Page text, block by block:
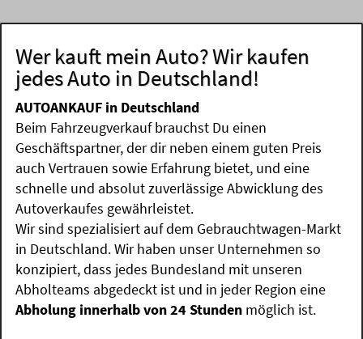
Wer kauft mein Auto? Wir kaufen
jedes Auto in Deutschland!
AUTOANKAUF in Deutschland
Beim Fahrzeugverkauf brauchst Du einen
Geschäftspartner, der dir neben einem guten Preis
auch Vertrauen sowie Erfahrung bietet, und eine
schnelle und absolut zuverlässige Abwicklung des
Autoverkaufes gewährleistet.
Wir sind spezialisiert auf dem Gebrauchtwagen-Markt
in Deutschland. Wir haben unser Unternehmen so
konzipiert, dass jedes Bundesland mit unseren
Abholteams abgedeckt ist und in jeder Region eine
Abholung innerhalb von 24 Stunden möglich ist.